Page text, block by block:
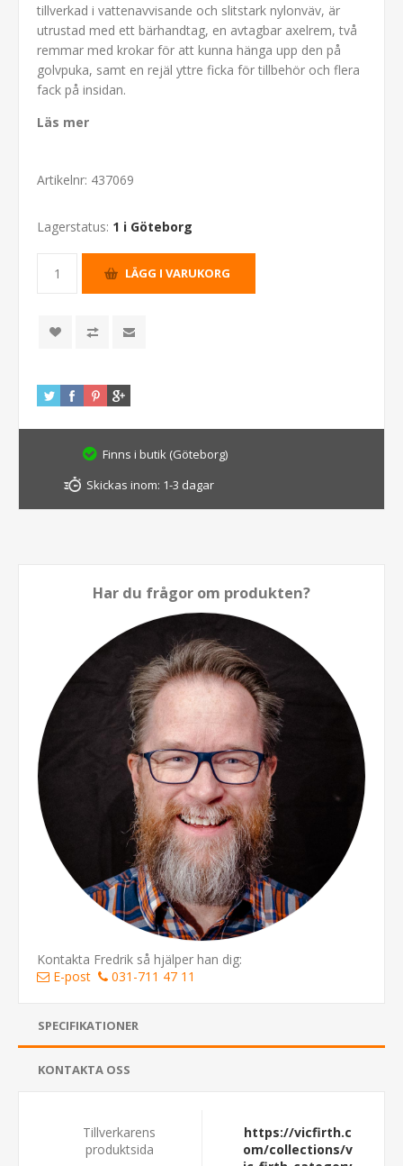
tillverkad i vattenavvisande och slitstark nylonväv, är
utrustad med ett bärhandtag, en avtagbar axelrem, två
remmar med krokar för att kunna hänga upp den på
golvpuka, samt en rejäl yttre ficka för tillbehör och flera
fack på insidan.
Läs mer
Artikelnr: 437069
Lagerstatus: 1 i Göteborg
Finns i butik (Göteborg)
Skickas inom: 1-3 dagar
Har du frågor om produkten?
Kontakta Fredrik så hjälper han dig:
E-post
031-711 47 11
SPECIFIKATIONER
KONTAKTA OSS
Tillverkarens
produktsida
https://vicfirth.c
om/collections/v